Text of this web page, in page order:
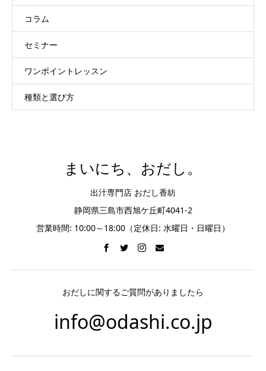
コラム
セミナー
ワンポイントレッスン
種類と選び方
まいにち、おだし。
出汁専門店 おだし香紡
静岡県三島市西旭ケ丘町4041-2
営業時間: 10:00～18:00（定休日: 水曜日・日曜日）
おだしに関するご質問がありましたら
info@odashi.co.jp